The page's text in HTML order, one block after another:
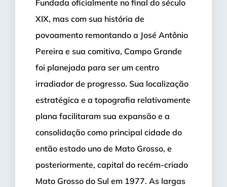
Fundada oficialmente no final do século
XIX, mas com sua história de
povoamento remontando a José Antônio
Pereira e sua comitiva, Campo Grande
foi planejada para ser um centro
irradiador de progresso. Sua localização
estratégica e a topografia relativamente
plana facilitaram sua expansão e a
consolidação como principal cidade do
então estado uno de Mato Grosso, e
posteriormente, capital do recém-criado
Mato Grosso do Sul em 1977. As largas